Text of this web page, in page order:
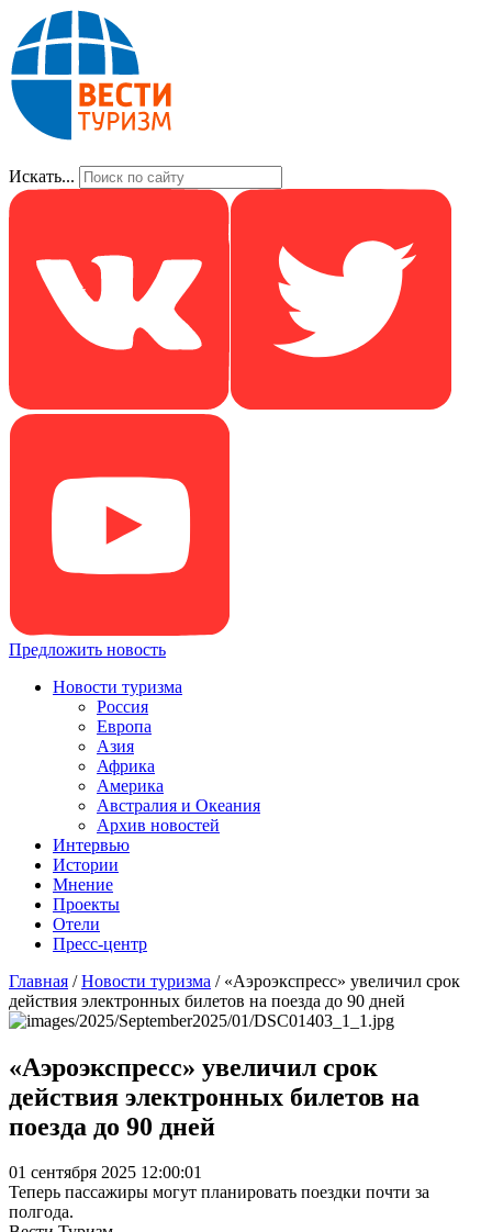
Искать...
Предложить новость
Новости туризма
Россия
Европа
Азия
Африка
Америка
Австралия и Океания
Архив новостей
Интервью
Истории
Мнение
Проекты
Отели
Пресс-центр
Главная /Новости туризма / «Аэроэкспресс» увеличил срок
действия электронных билетов на поезда до 90 дней
«Аэроэкспресс» увеличил срок
действия электронных билетов на
поезда до 90 дней
01 сентября 2025 12:00:01
Теперь пассажиры могут планировать поездки почти за
полгода.